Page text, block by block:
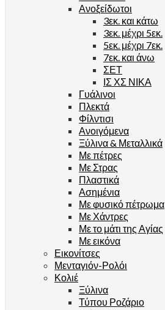
Ανοξείδωτοι
3εκ. και κάτω
3εκ. μέχρι 5εκ.
5εκ. μέχρι 7εκ.
7εκ. και άνω
ΣΕΤ
ΙΣ ΧΣ ΝΙΚΑ
Γυάλινοι
Πλεκτά
Φίλντισι
Ανοιγόμενα
Ξύλινα & Μεταλλικά
Με πέτρες
Με Στρας
Πλαστικά
Ασημένια
Με φυσικό πέτρωμα
Με Χάντρες
Με το μάτι της Αγίας
Με εικόνα
Εικονίτσες
Μενταγιόν-Ρολόι
Κολιέ
Ξύλινα
Τύπου Ροζάριο